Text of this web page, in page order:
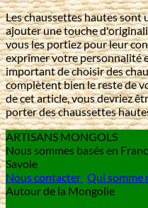
Les chaussettes hautes sont
ajouter une touche
vous les portiez pour leur
exprimer votre personnalité
important de choisir des
complètent bien le reste de
de cet article, vous devriez
porter des chaussettes
ARTISANS MONGOLS
Nous sommes basés en
Savoie
Nous contacter Qui somme
Autour de la Mongolie